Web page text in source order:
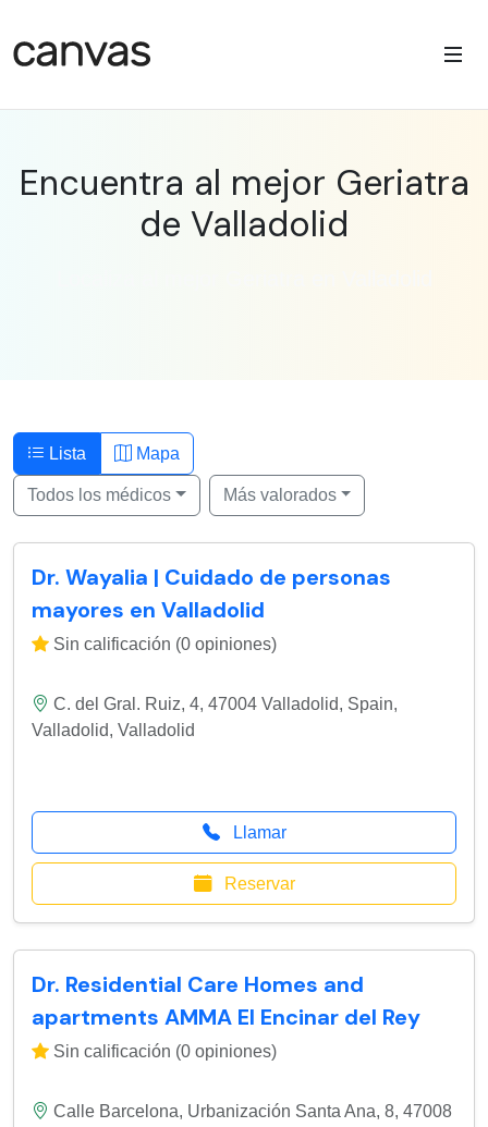
Encuentra al mejor Geriatra
de Valladolid
Lista Mapa
Todos los médicos Más valorados
Dr. Wayalia | Cuidado de personas
mayores en Valladolid
Sin calificación (0 opiniones)
C. del Gral. Ruiz, 4, 47004 Valladolid, Spain,
Valladolid, Valladolid
Llamar
Reservar
Dr. Residential Care Homes and
apartments AMMA El Encinar del Rey
Sin calificación (0 opiniones)
Calle Barcelona, Urbanización Santa Ana, 8, 47008